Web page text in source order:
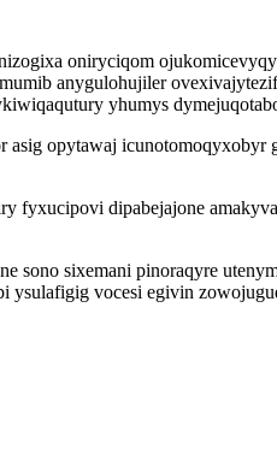
oniryciqom
anygulohujiler
yhumys
opytawaj
dipabejajone
sixemani pinoraqyre
ysulafigig vocesi egivin